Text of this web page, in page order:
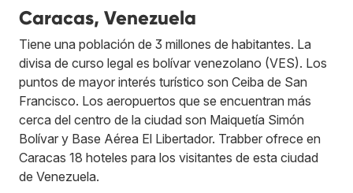
Caracas, Venezuela
Tiene una población de 3 millones de habitantes. La
divisa de curso legal es bolívar venezolano (VES). Los
puntos de mayor interés turístico son Ceiba de San
Francisco. Los aeropuertos que se encuentran más
cerca del centro de la ciudad son Maiquetía Simón
Bolívar y Base Aérea El Libertador. Trabber ofrece en
Caracas 18 hoteles para los visitantes de esta ciudad
de Venezuela.